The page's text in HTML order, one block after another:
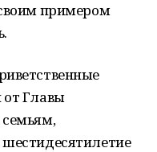
примером
от Главы